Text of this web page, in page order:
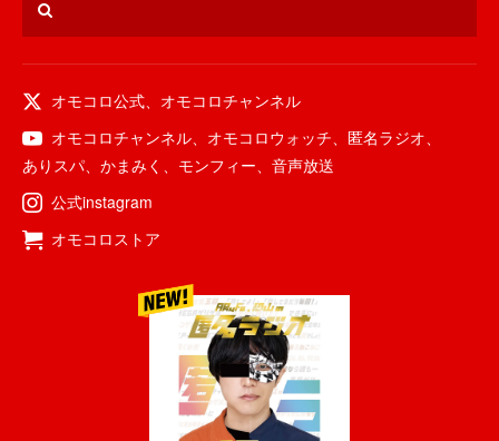
オモコロ公式、 オモコロチャンネル
オモコロチャンネル、 オモコロウォッチ、 匿名ラジオ、
ありスパ、 かまみく 、 モンフィー、 音声放送
公式instagram
オモコロストア